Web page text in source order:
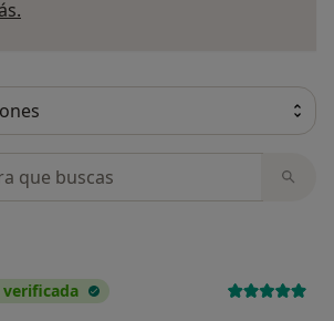
verificada